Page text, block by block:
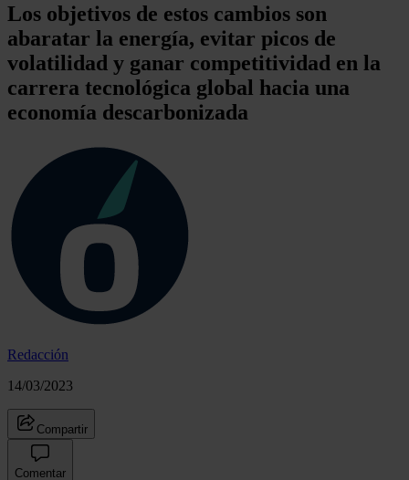
Los objetivos de estos cambios son
abaratar la energía, evitar picos de
volatilidad y ganar competitividad en la
carrera tecnológica global hacia una
economía descarbonizada
Redacción
14/03/2023
Compartir
Comentar